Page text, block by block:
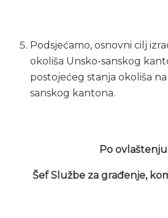
Podsjećamo, osnovni cilj
okoliša Unsko-sanskog
postojećeg stanja okoliša
sanskog kantona.
Po
Šef Službe za građenje,